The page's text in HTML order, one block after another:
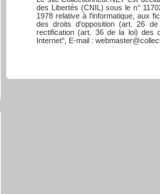
des Libertés (CNIL) sous le n°
1978 relative à l'informatique, aux
des droits d'opposition (art. 26
rectification (art. 36 de la loi) des
Internet", E-mail :